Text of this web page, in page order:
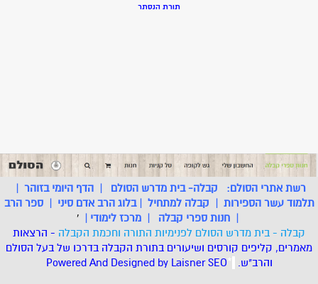
תורת הנסתר
רשת אתרי הסולם: קבלה- בית מדרש הסולם |הדף היומי בזוהר |
תלמוד עשר הספירות | קבלה למתחיל |בלוג הרב אדם סיני |ספר הרב
| חנות ספרי קבלה | מרכז לימודי |
'
קבלה - בית מדרש הסולם לפנימיות התורה וחכמת הקבלה - הרצאות
מאמרים, קליפים קורסים ושיעורים בתורת הקבלה בדרכו של בעל הסולם
והרב"ש. *
Powered And Designed by LaisnerSEO